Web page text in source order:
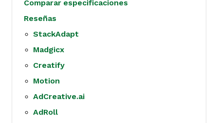
Comparar especificaciones
Reseñas
StackAdapt
Madgicx
Creatify
Motion
AdCreative.ai
AdRoll